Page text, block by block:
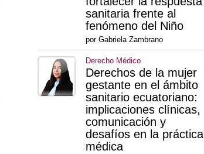
sanitaria frente al
fenómeno del Niño
por Gabriela Zambrano
Derecho Médico
Derechos de la mujer
gestante en el ámbito
sanitario ecuatoriano:
implicaciones clínicas,
comunicación y
desafíos en la práctica
médica